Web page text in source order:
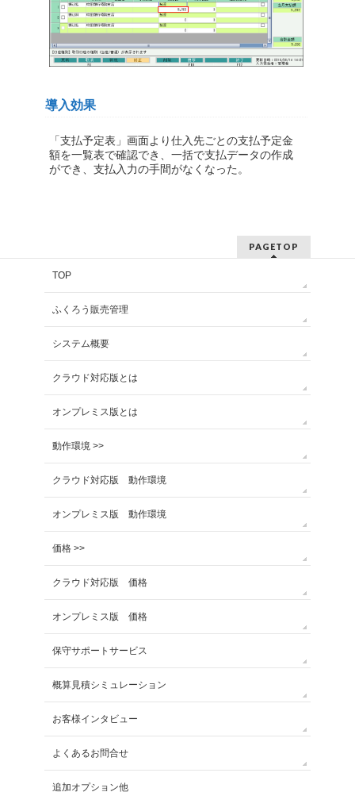
導入効果
「支払予定表」画面より仕入先ごとの支払予定金
額を一覧表で確認でき、一括で支払データの作成
ができ、支払入力の手間がなくなった。
PAGETOP
TOP
ふくろう販売管理
システム概要
クラウド対応版とは
オンプレミス版とは
動作環境 >>
クラウド対応版 動作環境
オンプレミス版 動作環境
価格 >>
クラウド対応版 価格
オンプレミス版 価格
保守サポートサービス
概算見積シミュレーション
お客様インタビュー
よくあるお問合せ
追加オプション他